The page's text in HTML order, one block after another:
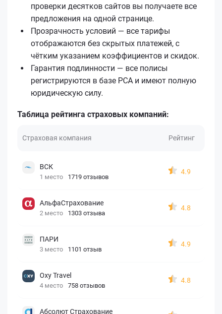
проверки десятков сайтов вы получаете все
предложения на одной странице.
Прозрачность условий — все тарифы
отображаются без скрытых платежей, с
чётким указанием коэффициентов и скидок.
Гарантия подлинности — все полисы
регистрируются в базе РСА и имеют полную
юридическую силу.
Таблица рейтинга страховых компаний:
Страховая компания Рейтинг
ВСК
1 место 1719 отзывов
4.9
АльфаСтрахование
2 место 1303 отзыва
4.8
ПАРИ
3 место 1101 отзыв
4.9
Oxy Travel
4 место 758 отзывов
4.8
Абсолют Страхование